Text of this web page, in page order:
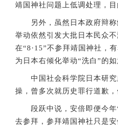
靖国神社问题上低调处理，
另外，虽然日本政府辩称
举动依然引发大批日本民众
在“8·15”不参拜靖国神社，
为日本右倾化举动“洗白”的如
中国社会科学院日本研究
操，曾多次就历史罪行道歉
段跃中说，安倍即便今年
去参拜，参拜靖国神社只是